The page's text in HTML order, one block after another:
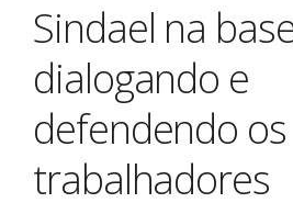
Sindael na
dialogando e
defendendo os
trabalhadores